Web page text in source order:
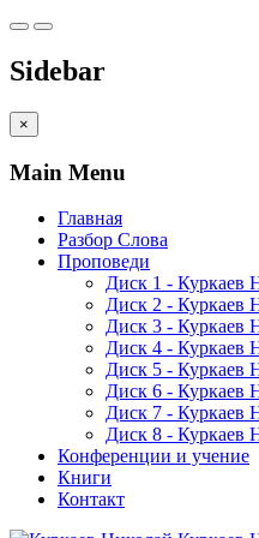
Sidebar
×
Main Menu
Главная
Разбор Слова
Проповеди
Диск 1 - Куркаев
Диск 2 - Куркаев
Диск 3 - Куркаев
Диск 4 - Куркаев
Диск 5 - Куркаев
Диск 6 - Куркаев
Диск 7 - Куркаев
Диск 8 - Куркаев
Конференции и учение
Книги
Контакт